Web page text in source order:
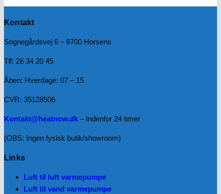
Kontakt
Sognegårdsvej 6 – 8700 Horsens
Tlf: 26 34 20 45
Åben: Hverdage: 07 – 15
CVR: 35128506
Kontakt@heatnow.dk – Indenfor 24 timer
(OBS: Ingen fysisk butik/showroom)
Links
Luft til luft varmepumpe
Luft til vand varmepumpe